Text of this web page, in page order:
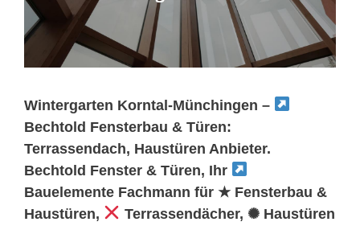
Wintergarten Korntal-Münchingen –
Bechtold Fensterbau & Türen:
Terrassendach, Haustüren Anbieter.
Bechtold Fenster & Türen, Ihr
Bauelemente Fachmann für ★ Fensterbau &
Haustüren,
Terrassendächer, ✺ Haustüren